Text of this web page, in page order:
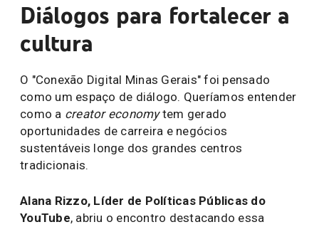
Diálogos para fortalecer a
cultura
O "Conexão Digital Minas Gerais" foi pensado
como um espaço de diálogo. Queríamos entender
como a creator economytem gerado
oportunidades de carreira e negócios
sustentáveis longe dos grandes centros
tradicionais.
Alana Rizzo, Líder de Políticas Públicas do
YouTube, abriu o encontro destacando essa